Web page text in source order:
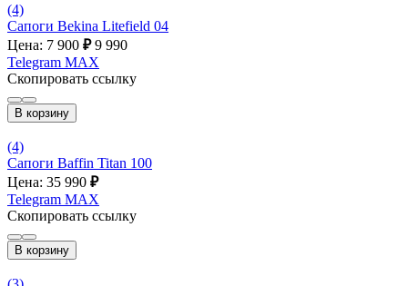
(4)
Сапоги Bekina Litefield 04
Цена: 7 900 ₽ 9 990
Telegram MAX
Скопировать ссылку
В корзину
(4)
Сапоги Baffin Titan 100
Цена: 35 990 ₽
Telegram MAX
Скопировать ссылку
В корзину